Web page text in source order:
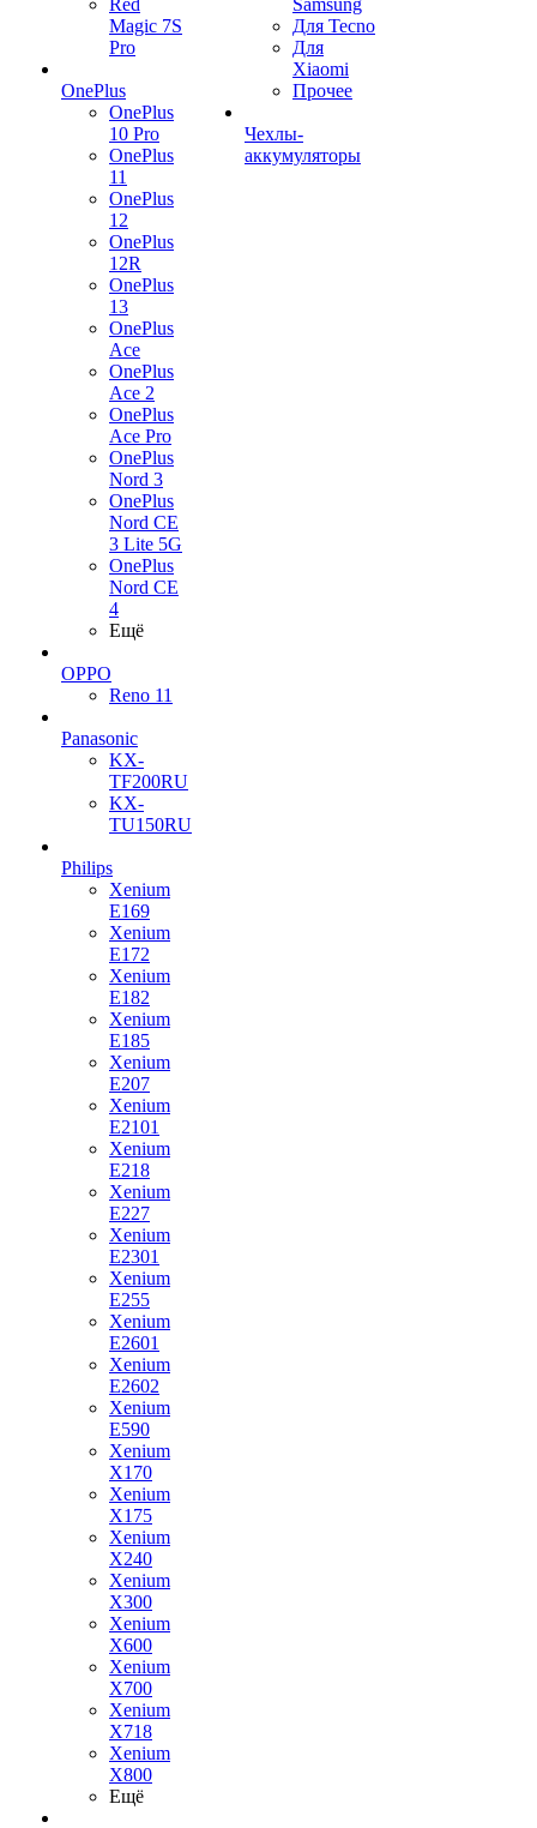
Red
Magic 7S
Pro
OnePlus
OnePlus
10 Pro
OnePlus
11
OnePlus
12
OnePlus
12R
OnePlus
13
OnePlus
Ace
OnePlus
Ace 2
OnePlus
Ace Pro
OnePlus
Nord 3
OnePlus
Nord CE
3 Lite 5G
OnePlus
Nord CE
4
Ещё
OPPO
Reno 11
Panasonic
KX-
TF200RU
KX-
TU150RU
Philips
Xenium
E169
Xenium
E172
Xenium
E182
Xenium
E185
Xenium
E207
Xenium
E2101
Xenium
E218
Xenium
E227
Xenium
E2301
Xenium
E255
Xenium
E2601
Xenium
E2602
Xenium
E590
Xenium
X170
Xenium
X175
Xenium
X240
Xenium
X300
Xenium
X600
Xenium
X700
Xenium
X718
Xenium
X800
Ещё
Samsung
Для Tecno
Для
Xiaomi
Прочее
Чехлы-
аккумуляторы